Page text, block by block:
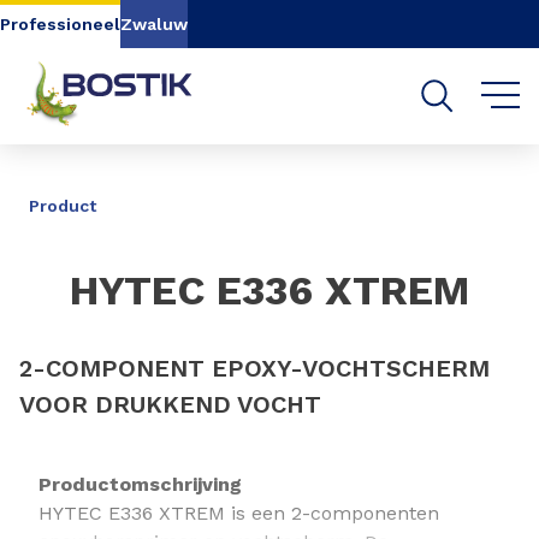
Go to content Go to navigation
ProfessioneelZwaluw
Product
HYTEC E336 XTREM
2-COMPONENT EPOXY-VOCHTSCHERM
VOOR DRUKKEND VOCHT
Productomschrijving
HYTEC E336 XTREM is een 2-componenten